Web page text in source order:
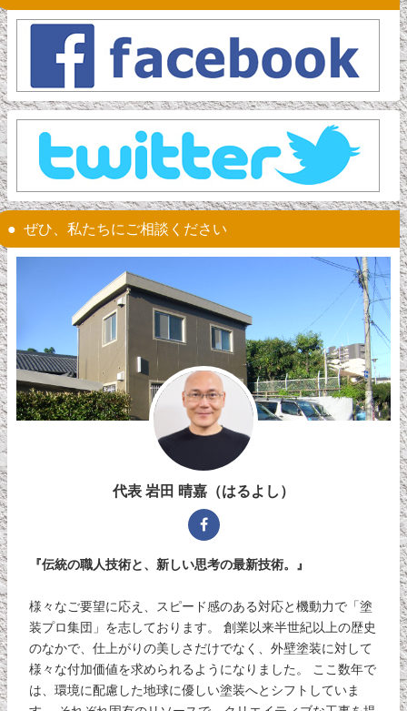
ぜひ、私たちにご相談ください
代表 岩田 晴嘉（はるよし）
『伝統の職人技術と、新しい思考の最新技術。』
様々なご要望に応え、スピード感のある対応と機動力で「塗
装プロ集団」を志しております。 創業以来半世紀以上の歴史
のなかで、仕上がりの美しさだけでなく、外壁塗装に対して
様々な付加価値を求められるようになりました。 ここ数年で
は、環境に配慮した地球に優しい塗装へとシフトしていま